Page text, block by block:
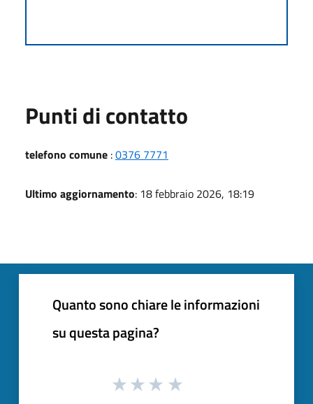
Punti di contatto
telefono comune :0376 7771
Ultimo aggiornamento: 18 febbraio 2026, 18:19
Quanto sono chiare le informazioni
su questa pagina?